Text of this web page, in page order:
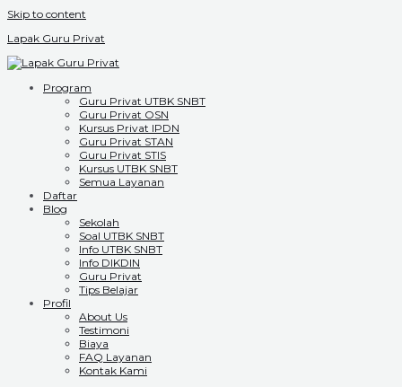
Skip to content
Lapak Guru Privat
Program
Guru Privat UTBK SNBT
Guru Privat OSN
Kursus Privat IPDN
Guru Privat STAN
Guru Privat STIS
Kursus UTBK SNBT
Semua Layanan
Daftar
Blog
Sekolah
Soal UTBK SNBT
Info UTBK SNBT
Info DIKDIN
Guru Privat
Tips Belajar
Profil
About Us
Testimoni
Biaya
FAQ Layanan
Kontak Kami